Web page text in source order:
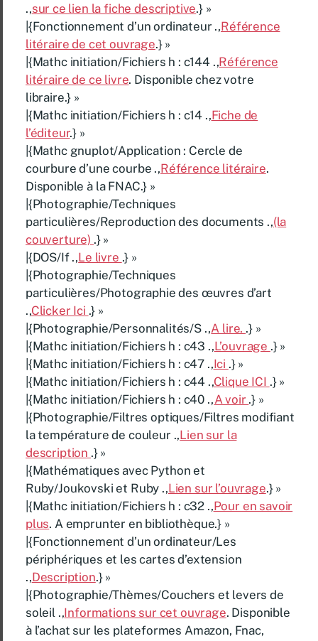
.,sur ce lien la fiche descriptive.} »
|{Fonctionnement d’un ordinateur .,Référence
litéraire de cet ouvrage.} »
|{Mathc initiation/Fichiers h : c144 .,Référence
litéraire de ce livre. Disponible chez votre
libraire.} »
|{Mathc initiation/Fichiers h : c14 .,Fiche de
l’éditeur.} »
|{Mathc gnuplot/Application : Cercle de
courbure d’une courbe .,Référence litéraire.
Disponible à la FNAC.} »
|{Photographie/Techniques
particulières/Reproduction des documents .,(la
couverture) .} »
|{DOS/If .,Le livre .} »
|{Photographie/Techniques
particulières/Photographie des œuvres d’art
.,Clicker Ici .} »
|{Photographie/Personnalités/S .,A lire. .} »
|{Mathc initiation/Fichiers h : c43 .,L’ouvrage .} »
|{Mathc initiation/Fichiers h : c47 .,Ici .} »
|{Mathc initiation/Fichiers h : c44 .,Clique ICI .} »
|{Mathc initiation/Fichiers h : c40 .,A voir .} »
|{Photographie/Filtres optiques/Filtres modifiant
la température de couleur .,Lien sur la
description .} »
|{Mathématiques avec Python et
Ruby/Joukovski et Ruby .,Lien sur l’ouvrage.} »
|{Mathc initiation/Fichiers h : c32 .,Pour en savoir
plus. A emprunter en bibliothèque.} »
|{Fonctionnement d’un ordinateur/Les
périphériques et les cartes d’extension
.,Description.} »
|{Photographie/Thèmes/Couchers et levers de
soleil .,Informations sur cet ouvrage. Disponible
à l’achat sur les plateformes Amazon, Fnac,